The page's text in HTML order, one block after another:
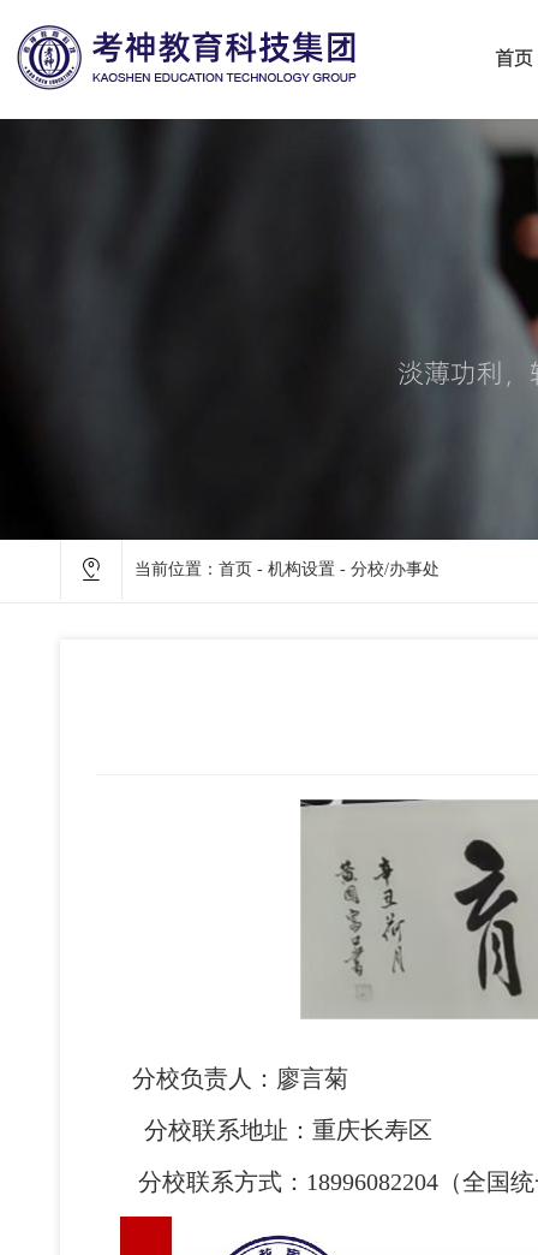
首页
淡薄功利，
当前位置： 首页 - 机构设置 - 分校/办事处
分校负责人：廖言菊
分校联系地址：重庆长寿区
分校联系方式：18996082204（全国